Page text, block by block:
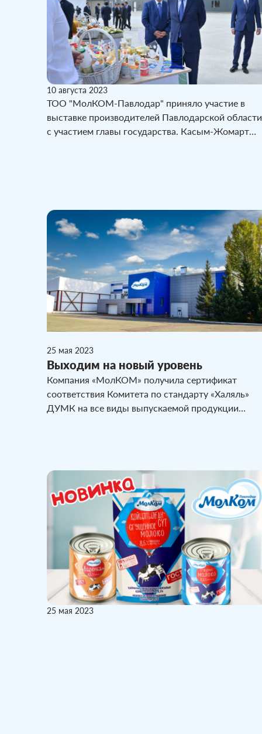
10 августа 2023
ТОО "МолКОМ-Павлодар" приняло участие в
выставке производителей Павлодарской области
с участием главы государства. Касым-Жомарт
25 мая 2023
Выходим на новый уровень
Компания «МолКОМ» получила сертификат
соответствия Комитета по стандарту «Халяль»
ДУМК на все виды выпускаемой продукции
25 мая 2023